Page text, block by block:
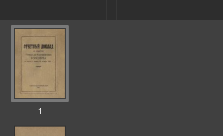
1